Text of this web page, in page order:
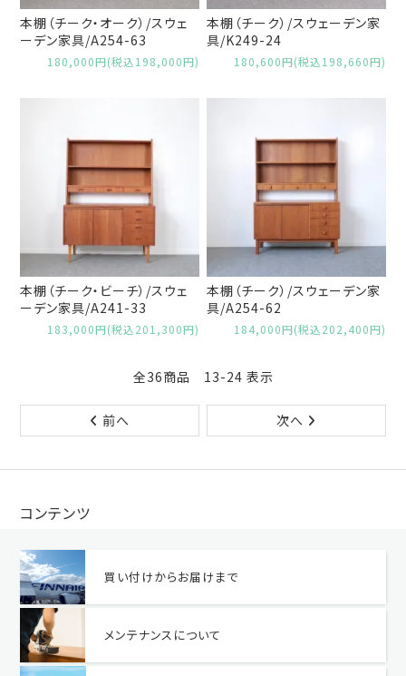
本棚（チーク・オーク）/スウェ
ーデン家具/A254-63
180,000円(税込198,000円)
本棚（チーク）/スウェーデン家
具/K249-24
180,600円(税込198,660円)
本棚（チーク・ビーチ）/スウェ
ーデン家具/A241-33
183,000円(税込201,300円)
本棚（チーク）/スウェーデン家
具/A254-62
184,000円(税込202,400円)
全36商品 13-24 表示
前へ 次へ
コンテンツ
買い付けからお届けまで
メンテナンスについて